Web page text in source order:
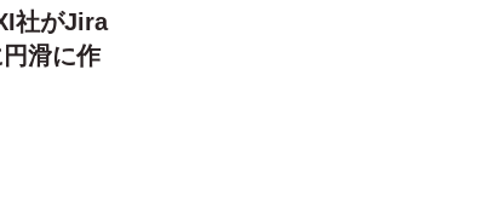
社がJira
滑に作